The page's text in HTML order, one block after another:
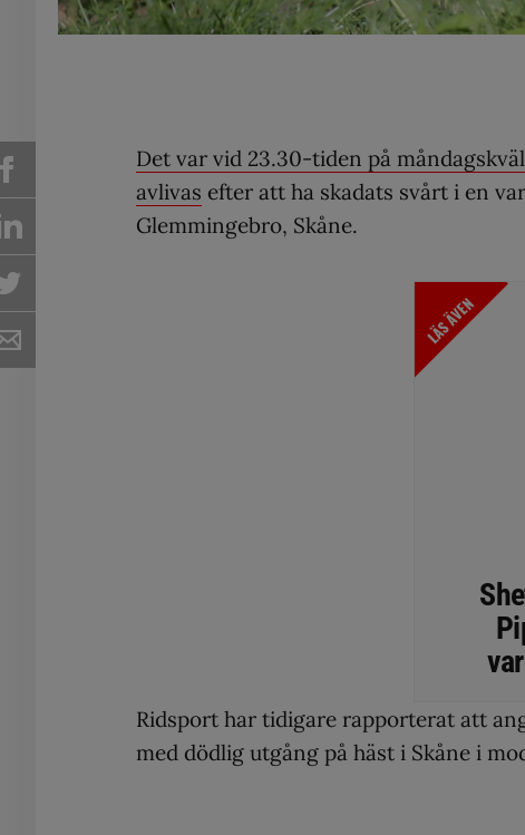
Det var vid 23.30-tiden på
avlivas efter att ha skadats svårt i en
Glemmingebro, Skåne.
LÄS ÄVEN
Ridsport har tidigare rapporterat att
med dödlig utgång på häst i Skåne i